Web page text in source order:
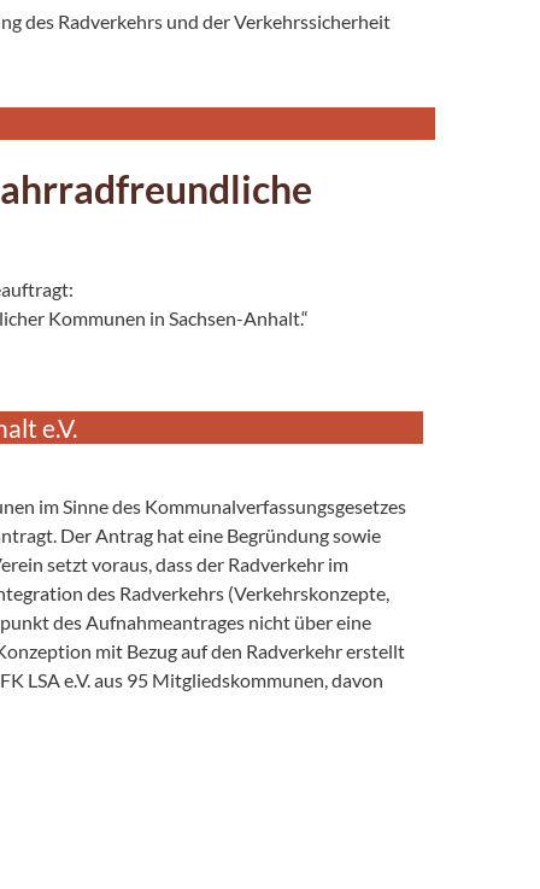
des Radverkehrs und der Verkehrssicherheit
Kommunen in Sachsen-Anhalt.“
e.V.
im Sinne des Kommunalverfassungsgesetzes
Der Antrag hat eine Begründung sowie
setzt voraus, dass der Radverkehr im
des Radverkehrs (Verkehrskonzepte,
des Aufnahmeantrages nicht über eine
mit Bezug auf den Radverkehr erstellt
LSA e.V. aus 95 Mitgliedskommunen, davon